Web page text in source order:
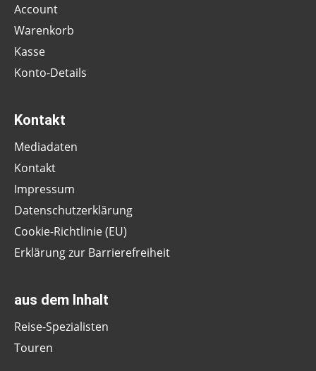
Account
Warenkorb
Kasse
Konto-Details
Kontakt
Mediadaten
Kontakt
Impressum
Datenschutzerklärung
Cookie-Richtlinie (EU)
Erklärung zur Barrierefreiheit
aus dem Inhalt
Reise-Spezialisten
Touren